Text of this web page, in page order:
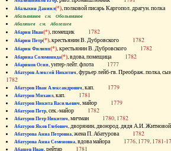
Абалыхин Даниил(*), полковой писарь Каргопол. драгун.
Абальянинов см. Обольянинов
Абаляшев см. Аболешев
Абарин Иван(*), помещик 1782
Абарин Петр(*), крестьянин В. Дубровского 1782
Абарин Филипп(*), крестьянин В. Дубровского 1782
Абарина Соломонида(*), вдова, помещица 1782
Абаринов Осип, унтер-лейт. флота 1777
Абатуров Алексей Никитич, фурьер лейб-гв. Преображ. полка,
1782
Абатуров Иван Александрович, кап. 1779
Абатуров Михаил, кап. 1781
Абатуров Никита Васильевич, майор 1779
Абатуров Петр, сек.-майор 1782
Абатуров Петр Никитич, мичман 1780, 1782
Абатуров Яков Глебович, дворянин, двоюрод. дядя А.И.
Абатурова Анна Петровна, жена П. Абатурова 1782
Абатурова Анна Семеновна, вдова майора 1776, 1779, 1781-
Абашев Иван, рейтар 1781